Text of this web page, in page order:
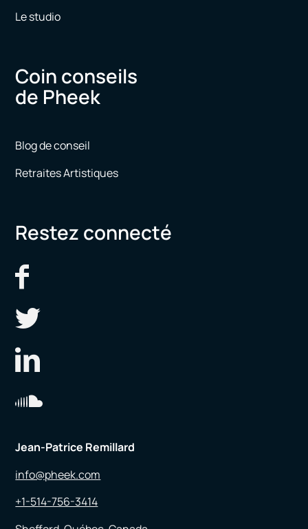
Le studio
Coin conseils
de Pheek
Blog de conseil
Retraites Artistiques
Restez connecté
Jean-Patrice Remillard
info@pheek.com
+1-514-756-3414